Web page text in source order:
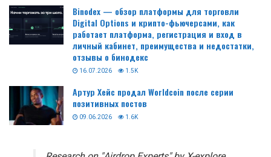
Binodex — обзор платформы для торговли
Digital Options и крипто-фьючерсами, как
работает платформа, регистрация и вход в
личный кабинет, преимущества и недостатки,
отзывы о бинодекс
16.07.2026 1.5K
Артур Хейс продал Worldcoin после серии
позитивных постов
09.06.2026 1.6K